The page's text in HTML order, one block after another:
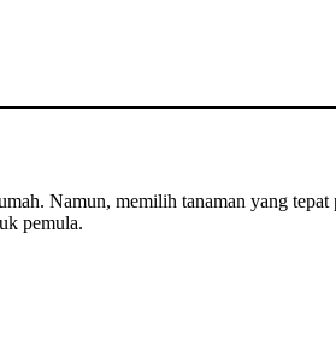
Namun, memilih tanaman yang
pemula.